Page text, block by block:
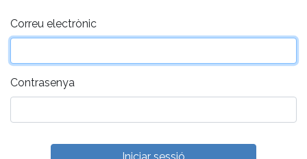
Correu electrònic
Contrasenya